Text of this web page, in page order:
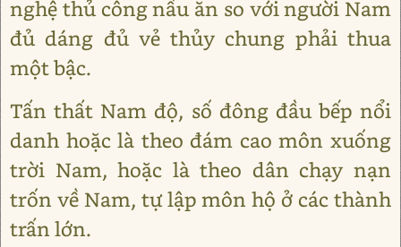
nghệ thủ công nấu ăn so với người Nam
đủ dáng đủ vẻ thủy chung phải thua
một bậc.
Tấn thất Nam độ, số đông đầu bếp nổi
danh hoặc là theo đám cao môn xuống
trời Nam, hoặc là theo dân chạy nạn
trốn về Nam, tự lập môn hộ ở các thành
trấn lớn.